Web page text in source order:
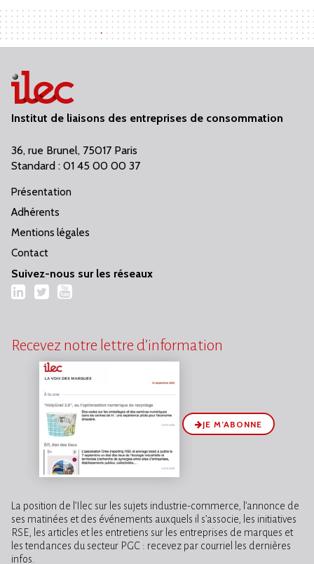
Institut de liaisons des entreprises de consommation
36, rue Brunel, 75017 Paris
Standard : 01 45 00 00 37
Présentation
Adhérents
Mentions légales
Contact
Suivez-nous sur les réseaux
LinkedIn
TwitterYouTube
Recevez notre lettre d’information
JE M’ABONNE
La position de l’Ilec sur les sujets industrie-commerce, l’annonce de
ses matinées et des événements auxquels il s’associe, les initiatives
RSE, les articles et les entretiens sur les entreprises de marques et
les tendances du secteur PGC : recevez par courriel les dernières
infos.